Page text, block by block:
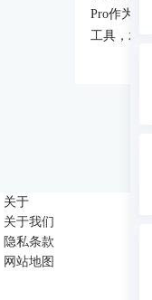
Pro作为业
工具，承
试环境中
度的合理
的准确性
址”与
常是易出
将围绕这
帮助使用
态结合分
关于
关于我们
隐私条款
网站地图